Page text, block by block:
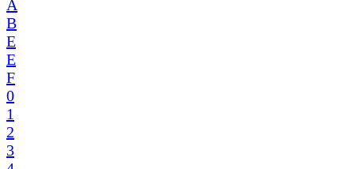
A
B
E
E
F
0
1
2
3